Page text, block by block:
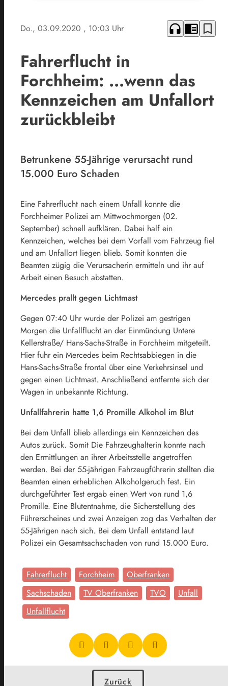
Do., 03.09.2020 , 10:03 Uhr headphones chrome_reader_mode bookmark_border
Fahrerflucht in
Forchheim: ...wenn das
Kennzeichen am Unfallort
zurückbleibt
Betrunkene 55-Jährige verursacht rund
15.000 Euro Schaden
Eine Fahrerflucht nach einem Unfall konnte die
Forchheimer Polizei am Mittwochmorgen (02.
September) schnell aufklären. Dabei half ein
Kennzeichen, welches bei dem Vorfall vom Fahrzeug fiel
und am Unfallort liegen blieb. Somit konnten die
Beamten zügig die Verursacherin ermitteln und ihr auf
Arbeit einen Besuch abstatten.
Mercedes prallt gegen Lichtmast
Gegen 07:40 Uhr wurde der Polizei am gestrigen
Morgen die Unfallflucht an der Einmündung Untere
Kellerstraße/ Hans-Sachs-Straße in Forchheim mitgeteilt.
Hier fuhr ein Mercedes beim Rechtsabbiegen in die
Hans-Sachs-Straße frontal über eine Verkehrsinsel und
gegen einen Lichtmast. Anschließend entfernte sich der
Wagen in unbekannte Richtung.
Unfallfahrerin hatte 1,6 Promille Alkohol im Blut
Bei dem Unfall blieb allerdings ein Kennzeichen des
Autos zurück. Somit Die Fahrzeughalterin konnte nach
den Ermittlungen an ihrer Arbeitsstelle angetroffen
werden. Bei der 55-jährigen Fahrzeugführerin stellten die
Beamten einen erheblichen Alkoholgeruch fest. Ein
durchgeführter Test ergab einen Wert von rund 1,6
Promille. Eine Blutentnahme, die Sicherstellung des
Führerscheines und zwei Anzeigen zog das Verhalten der
55-Jährigen nach sich. Bei dem Unfall entstand laut
Polizei ein Gesamtsachschaden von rund 15.000 Euro.
Fahrerflucht Forchheim
Oberfranken
Sachschaden
TV Oberfranken TVO
Unfall
Unfallflucht
Zurück